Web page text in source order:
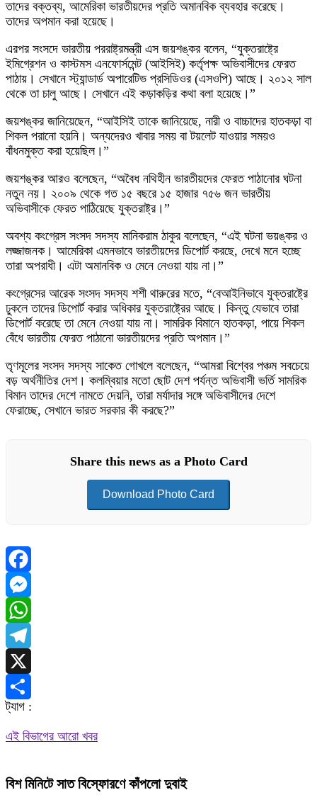
তাদের বক্তব্য, আমেরিকা ভারতীয়দের প্রতি অমানবিক ব্যবহার করেছে।
তাদের অপমান করা হয়েছে।
এরপর সংসদে ভারতীয় পররাষ্ট্রমন্ত্রী এস জয়শঙ্কর বলেন, “যুক্তরাষ্ট্রে
ইমিগ্রেশন ও কাস্টমস এনফোর্সমেন্ট (আইসিই) কর্তৃপক্ষ অভিবাসীদের ফেরত
পাঠায়। সেখানে স্ট্যান্ডার্ড অপারেটিভ প্রসিডিওর (এসওপি) আছে। ২০১২ সাল
থেকে তা চালু আছে। সেখানে এই কড়াকড়ির কথা বলা হয়েছে।”
জয়শঙ্কর জানিয়েছেন, “আইসিই তাকে জানিয়েছে, নারী ও বাচ্চাদের হাতকড়া বা
শিকল পরানো হয়নি। অন্যদেরও খাবার সময় বা টয়লেট যাওয়ার সময়ও
বাঁধনমুক্ত করা হয়েছিল।”
জয়শঙ্কর আরও বলেছেন, “অবৈধ নথিহীন ভারতীয়দের ফেরত পাঠানোর ঘটনা
নতুন নয়। ২০০৯ থেকে গত ১৫ বছরে ১৫ হাজার ৭৫৬ জন ভারতীয়
অভিবাসীকে ফেরত পাঠিয়েছে যুক্তরাষ্ট্র।”
অবশ্য কংগ্রেস সংসদ সদস্য মানিকরাম ঠাকুর বলেছেন, “এই ঘটনা ভয়ঙ্কর ও
লজ্জাজনক। আমেরিকা এমনভাবে ভারতীয়দের ডিপোর্ট করছে, দেখে মনে হচ্ছে
তারা অপরাধী। এটা অমানবিক ও মেনে নেওয়া যায় না।”
কংগ্রেসের আরেক সংসদ সদস্য শশী থারুরের মতে, “বেআইনিভাবে যুক্তরাষ্ট্রে
ঢুকলে তাদের ডিপোর্ট করার অধিকার যুক্তরাষ্ট্রের আছে। কিন্তু যেভাবে তারা
ডিপোর্ট করেছে তা মেনে নেওয়া যায় না। সামরিক বিমানে হাতকড়া, পায়ে শিকল
বেঁধে ভারতীয় ফেরত পাঠানো ভারতীয়দের প্রতি অপমান।”
তৃণমূলের সংসদ সদস্য সাকেত গোখলে বলেছেন, “আমরা বিশ্বের পঞ্চম সবচেয়ে
বড় অর্থনীতির দেশ। কলম্বিয়ার মতো ছোট দেশ পর্যন্ত অভিবাসী ভর্তি সামরিক
বিমান তাদের দেশে নামতে দেয়নি, তারা মর্যাদার সঙ্গে অভিবাসীদের দেশে
ফেরাচ্ছে, সেখানে ভারত সরকার কী করছে?”
Share this news as a Photo Card
Download Photo Card
Facebook
Messenger
WhatsApp
Telegram
X
Share
ট্যাগ :
এই বিভাগের আরো খবর
বিশ মিনিটে সাত বিস্ফোরণে কাঁপলো দুবাই